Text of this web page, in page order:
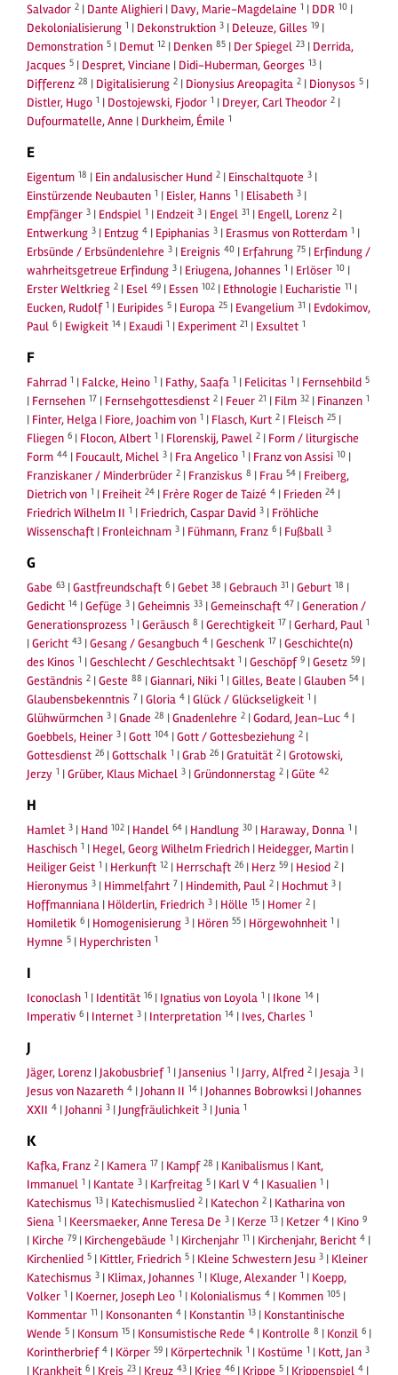
Salvador 2 | Dante Alighieri | Davy, Marie-Magdelaine 1 | DDR 10 |
Dekolonialisierung 1 | Dekonstruktion 3 | Deleuze, Gilles 19 |
Demonstration 5 | Demut 12 | Denken 85 | Der Spiegel 23 | Derrida,
Jacques 5 | Despret, Vinciane | Didi-Huberman, Georges 13 |
Differenz 28 | Digitalisierung 2 | Dionysius Areopagita 2 | Dionysos 5 |
Distler, Hugo 1 | Dostojewski, Fjodor 1 | Dreyer, Carl Theodor 2 |
Dufourmatelle, Anne | Durkheim, Émile 1
E
Eigentum 18 | Ein andalusischer Hund 2 | Einschaltquote 3 |
Einstürzende Neubauten 1 | Eisler, Hanns 1 | Elisabeth 3 |
Empfänger 3 | Endspiel 1 | Endzeit 3 | Engel 31 | Engell, Lorenz 2 |
Entwerkung 3 | Entzug 4 | Epiphanias 3 | Erasmus von Rotterdam 1 |
Erbsünde / Erbsündenlehre 3 | Ereignis 40 | Erfahrung 75 | Erfindung /
wahrheitsgetreue Erfindung 3 | Eriugena, Johannes 1 | Erlöser 10 |
Erster Weltkrieg 2 | Esel 49 | Essen 102 | Ethnologie | Eucharistie 11 |
Eucken, Rudolf 1 | Euripides 5 | Europa 25 | Evangelium 31 | Evdokimov,
Paul 6 | Ewigkeit 14 | Exaudi 1 | Experiment 21 | Exsultet 1
F
Fahrrad 1 | Falcke, Heino 1 | Fathy, Saafa 1 | Felicitas 1 | Fernsehbild 5
| Fernsehen 17 | Fernsehgottesdienst 2 | Feuer 21 | Film 32 | Finanzen 1
| Finter, Helga | Fiore, Joachim von 1 | Flasch, Kurt 2 | Fleisch 25 |
Fliegen 6 | Flocon, Albert 1 | Florenskij, Pawel 2 | Form / liturgische
Form 44 | Foucault, Michel 3 | Fra Angelico 1 | Franz von Assisi 10 |
Franziskaner / Minderbrüder 2 | Franziskus 8 | Frau 54 | Freiberg,
Dietrich von 1 | Freiheit 24 | Frère Roger de Taizé 4 | Frieden 24 |
Friedrich Wilhelm II 1 | Friedrich, Caspar David 3 | Fröhliche
Wissenschaft | Fronleichnam 3 | Fühmann, Franz 6 | Fußball 3
G
Gabe 63 |Gastfreundschaft 6 |Gebet 38 |Gebrauch 31 |Geburt 18 |
Gedicht 14 |Gefüge 3 |Geheimnis 33 |Gemeinschaft 47 |Generation /
Generationsprozess 1 |Geräusch 8 |Gerechtigkeit 17 |Gerhard, Paul 1
|Gericht 43 |Gesang / Gesangbuch 4 |Geschenk 17 |Geschichte(n)
des Kinos 1 |Geschlecht / Geschlechtsakt 1 |Geschöpf 9 |Gesetz 59 |
Geständnis 2 |Geste 88 |Giannari, Niki 1 |Gilles, Beate |Glauben 54 |
Glaubensbekenntnis 7 |Gloria 4 |Glück / Glückseligkeit 1 |
Glühwürmchen 3 |Gnade 28 |Gnadenlehre 2 |Godard, Jean-Luc 4 |
Goebbels, Heiner 3 |Gott 104 |Gott / Gottesbeziehung 2 |
Gottesdienst 26 |Gottschalk 1 |Grab 26 |Gratuität 2 |Grotowski,
Jerzy 1 |Grüber, Klaus Michael 3 |Gründonnerstag 2 |Güte 42
H
Hamlet 3 | Hand 102 | Handel 64 | Handlung 30 | Haraway, Donna 1 |
Haschisch 1 | Hegel, Georg Wilhelm Friedrich | Heidegger, Martin |
Heiliger Geist 1 | Herkunft 12 | Herrschaft 26 | Herz 59 | Hesiod 2 |
Hieronymus 3 | Himmelfahrt 7 | Hindemith, Paul 2 | Hochmut 3 |
Hoffmanniana | Hölderlin, Friedrich 3 | Hölle 15 | Homer 2 |
Homiletik 6 | Homogenisierung 3 | Hören 55 | Hörgewohnheit 1 |
Hymne 5 | Hyperchristen 1
I
Iconoclash 1 | Identität 16 | Ignatius von Loyola 1 | Ikone 14 |
Imperativ 6 | Internet 3 | Interpretation 14 | Ives, Charles 1
J
Jäger, Lorenz | Jakobusbrief 1 | Jansenius 1 | Jarry, Alfred 2 | Jesaja 3 |
Jesus von Nazareth 4 | Johann II 14 | Johannes Bobrowksi | Johannes
XXII 4 | Johanni 3 | Jungfräulichkeit 3 | Junia 1
K
Kafka, Franz 2 | Kamera 17 | Kampf 28 | Kanibalismus | Kant,
Immanuel 1 | Kantate 3 | Karfreitag 5 | Karl V 4 | Kasualien 1 |
Katechismus 13 | Katechismuslied 2 | Katechon 2 | Katharina von
Siena 1 | Keersmaeker, Anne Teresa De 3 | Kerze 13 | Ketzer 4 | Kino 9
| Kirche 79 | Kirchengebäude 1 | Kirchenjahr 11 | Kirchenjahr, Bericht 4 |
Kirchenlied 5 | Kittler, Friedrich 5 | Kleine Schwestern Jesu 3 | Kleiner
Katechismus 3 | Klimax, Johannes 1 | Kluge, Alexander 1 | Koepp,
Volker 1 | Koerner, Joseph Leo 1 | Kolonialismus 4 | Kommen 105 |
Kommentar 11 | Konsonanten 4 | Konstantin 13 | Konstantinische
Wende 5 | Konsum 15 | Konsumistische Rede 4 | Kontrolle 8 | Konzil 6 |
Korintherbrief 4 | Körper 59 | Körpertechnik 1 | Kostüme 1 | Kott, Jan 3
| Krankheit 6 | Kreis 23 | Kreuz 43 | Krieg 46 | Krippe 5 | Krippenspiel 4 |